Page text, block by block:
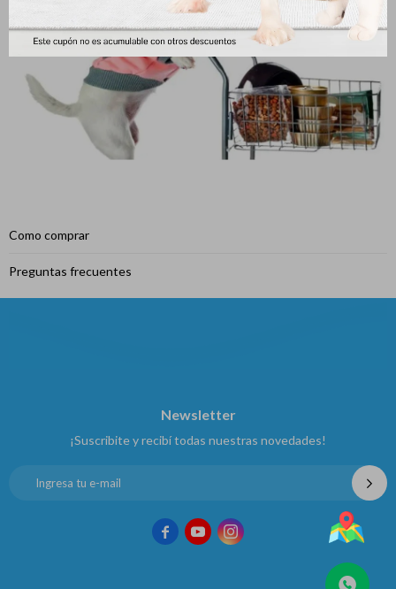
Como comprar
Preguntas frecuentes
Newsletter
¡Suscribite y recibí todas nuestras novedades!
  